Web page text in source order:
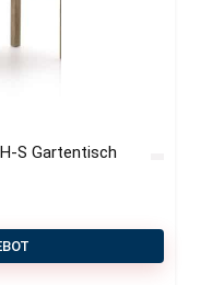
S Gartentisch